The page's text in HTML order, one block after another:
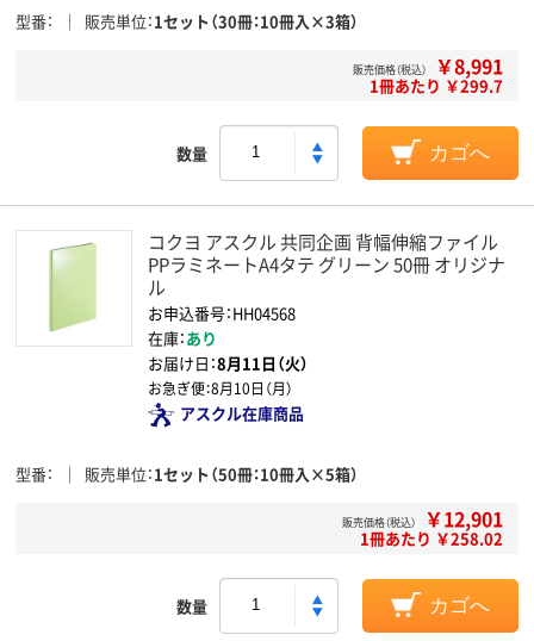
型番 販売単位 1セット（30冊：10冊入×3箱）
販売価格（税込） ￥8,991
1冊あたり ￥299.7
数量 カゴへ
コクヨ アスクル 共同企画 背幅伸縮ファイル
PPラミネートA4タテ グリーン 50冊 オリジナ
ル
お申込番号：HH04568
在庫：あり
お届け日：8月11日（火）
お急ぎ便：8月10日（月）
アスクル在庫商品
型番 販売単位 1セット（50冊：10冊入×5箱）
販売価格（税込） ￥12,901
1冊あたり ￥258.02
数量 カゴへ